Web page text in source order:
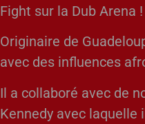
Fight sur la Dub Arena !
Originaire de
avec des influences
Il a collaboré avec de
Kennedy avec laquelle